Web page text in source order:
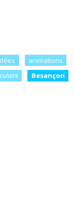
animations
Besançon